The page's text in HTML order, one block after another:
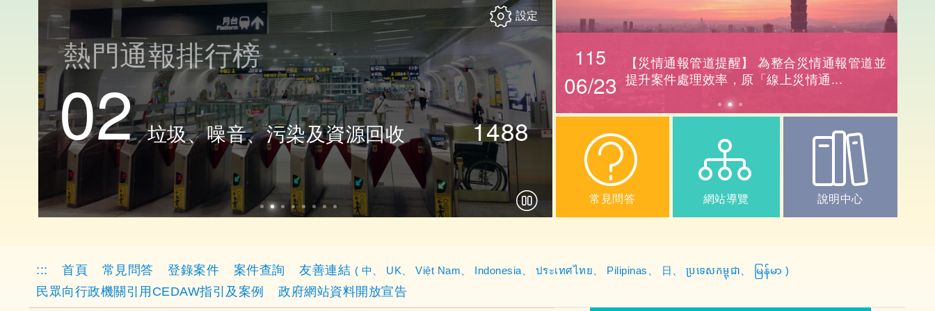
證
證
設定
熱門通報排行榜
02 垃圾、噪音、污染及資源回收 1488
設定資料 確定
設定查詢時間區間
[object Object]
設定查詢依據
[object Object]
115
06/23
【災情通報管道提醒】 為整合災情通報管道並
提升案件處理效率，原「線上災情通...
常見問答 網站導覽 說明中心
::: 首頁 常見問答 登錄案件 案件查詢 友善連結 ( 中 UK Việt Nam Indonesia ประเทศไทย Pilipinas 日 ប្រទេសកម្ពុជា မြန်မာ )
民眾向行政機關引用CEDAW指引及案例 政府網站資料開放宣告